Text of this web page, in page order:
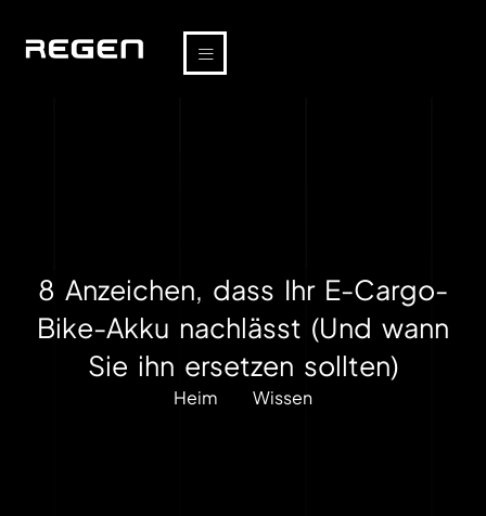
8 Anzeichen, dass Ihr E-Cargo-
Bike-Akku nachlässt (Und wann
Sie ihn ersetzen sollten)
Heim Wissen